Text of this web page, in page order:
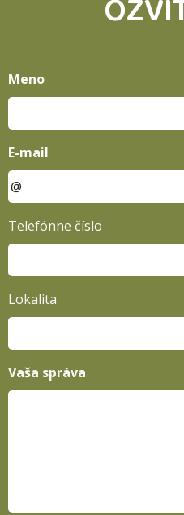
Meno
E-mail
Telefónne číslo
Lokalita
Vaša správa